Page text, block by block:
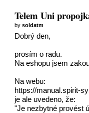
Telem Uni
bysoldatm
Dobrý den,
prosím o radu.
Na eshopu jsem
Na webu:
https://manual.spirit-
je ale uvedeno, že:
"Je nezbytné provést